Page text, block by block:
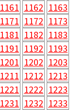
1161 1162 1163
1171 1172 1173
1181 1182 1183
1191 1192 1193
1201 1202 1203
1211 1212 1213
1221 1222 1223
1231 1232 1233